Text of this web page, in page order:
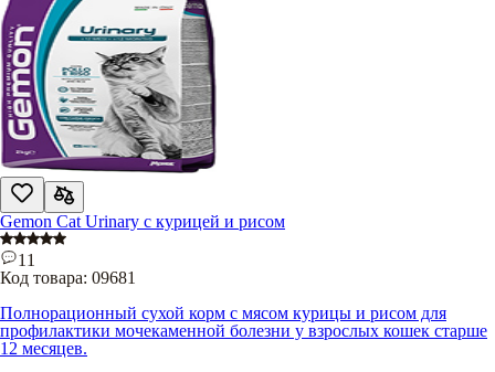
Gemon Cat Urinary с курицей и рисом
11
Код товара: 09681
Полнорационный сухой корм с мясом курицы и рисом для
профилактики мочекаменной болезни у взрослых кошек старше
12 месяцев.